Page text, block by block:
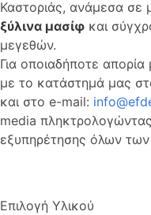
Καστοριάς, ανάμεσα σε
ξύλινα μασίφ και
μεγεθών.
Για οποιαδήποτε
με το κατάστημά μας
και στο e-mail:
media
εξυπηρέτησης όλων
Επιλογή Υλικού